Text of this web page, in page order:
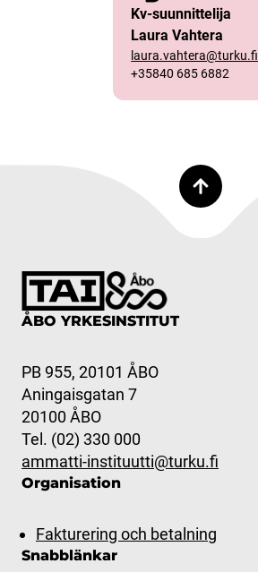
Kv-suunnittelija
Laura Vahtera
laura.vahtera@turku.fi
+35840 685 6882
ÅBO YRKESINSTITUT
PB 955, 20101 ÅBO
Aningaisgatan 7
20100 ÅBO
Tel. (02) 330 000
ammatti-instituutti@turku.fi
Organisation
Fakturering och betalning
Snabblänkar